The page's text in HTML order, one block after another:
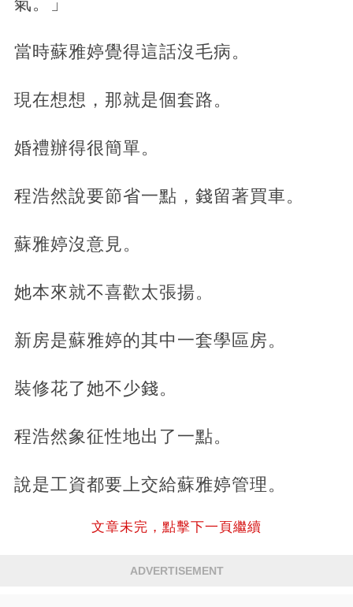
當時蘇雅婷覺得這話沒毛病。
現在想想，那就是個套路。
婚禮辦得很簡單。
程浩然說要節省一點，錢留著買車。
蘇雅婷沒意見。
她本來就不喜歡太張揚。
新房是蘇雅婷的其中一套學區房。
裝修花了她不少錢。
程浩然象征性地出了一點。
說是工資都要上交給蘇雅婷管理。
文章未完，點擊下一頁繼續
ADVERTISEMENT